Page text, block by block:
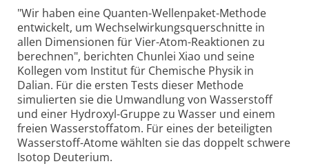
"Wir haben eine Quanten-Wellenpaket-Methode
entwickelt, um Wechselwirkungsquerschnitte in
allen Dimensionen für Vier-Atom-Reaktionen zu
berechnen", berichten Chunlei Xiao und seine
Kollegen vom Institut für Chemische Physik in
Dalian. Für die ersten Tests dieser Methode
simulierten sie die Umwandlung von Wasserstoff
und einer Hydroxyl-Gruppe zu Wasser und einem
freien Wasserstoffatom. Für eines der beteiligten
Wasserstoff-Atome wählten sie das doppelt schwere
Isotop Deuterium.